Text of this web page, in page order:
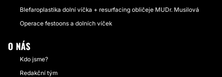
Blefaroplastika dolní víčka + resurfacing obličeje MUDr. Musilová
Operace festoons a dolních víček
O NÁS
Kdo jsme?
Redakční tým